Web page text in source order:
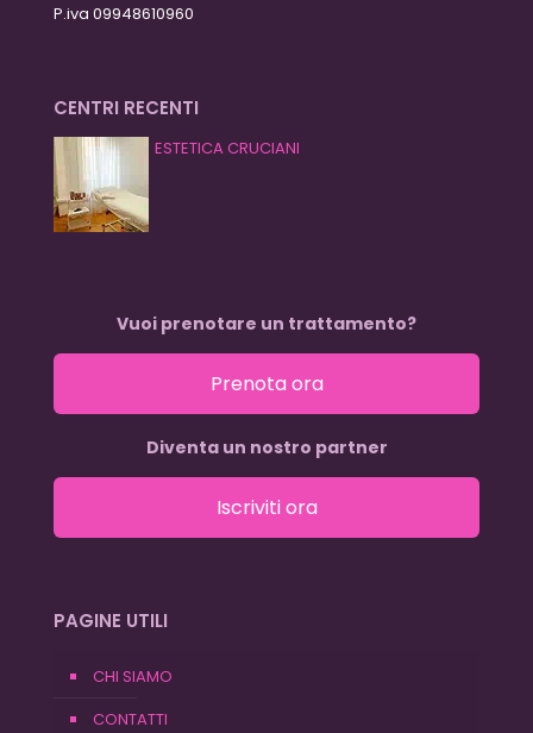
P.iva 09948610960
CENTRI RECENTI
ESTETICA CRUCIANI
Vuoi prenotare un trattamento?
Prenota ora
Diventa un nostro partner
Iscriviti ora
PAGINE UTILI
CHI SIAMO
CONTATTI